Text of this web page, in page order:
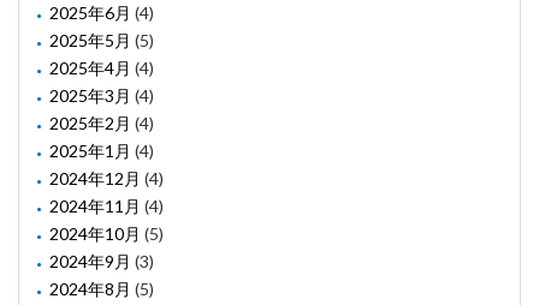
2025年6月 (4)
2025年5月 (5)
2025年4月 (4)
2025年3月 (4)
2025年2月 (4)
2025年1月 (4)
2024年12月 (4)
2024年11月 (4)
2024年10月 (5)
2024年9月 (3)
2024年8月 (5)